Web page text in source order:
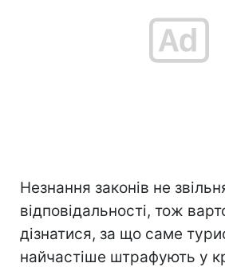
Незнання законів не
відповідальності, тож
дізнатися, за що саме
найчастіше штрафують у